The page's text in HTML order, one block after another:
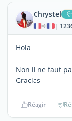
Chrystel
|
Hola
Non il ne faut
Gracias
Réagir